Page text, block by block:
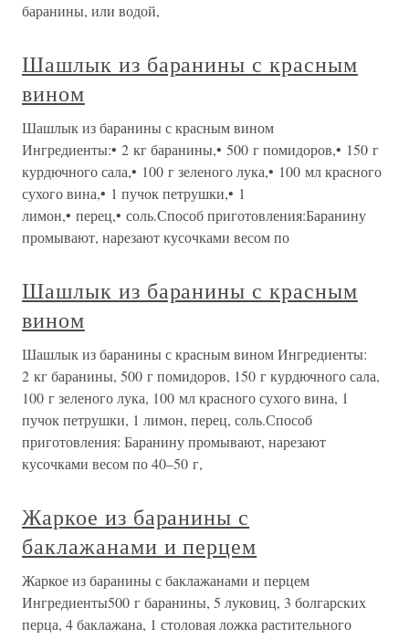
баранины, или водой,
Шашлык из баранины с красным
вином
Шашлык из баранины с красным вином
Ингредиенты:• 2 кг баранины,• 500 г помидоров,• 150 г
курдючного сала,• 100 г зеленого лука,• 100 мл красного
сухого вина,• 1 пучок петрушки,• 1
лимон,• перец,• соль.Способ приготовления:Баранину
промывают, нарезают кусочками весом по
Шашлык из баранины с красным
вином
Шашлык из баранины с красным вином Ингредиенты:
2 кг баранины, 500 г помидоров, 150 г курдючного сала,
100 г зеленого лука, 100 мл красного сухого вина, 1
пучок петрушки, 1 лимон, перец, соль.Способ
приготовления: Баранину промывают, нарезают
кусочками весом по 40–50 г,
Жаркое из баранины с
баклажанами и перцем
Жаркое из баранины с баклажанами и перцем
Ингредиенты500 г баранины, 5 луковиц, 3 болгарских
перца, 4 баклажана, 1 столовая ложка растительного